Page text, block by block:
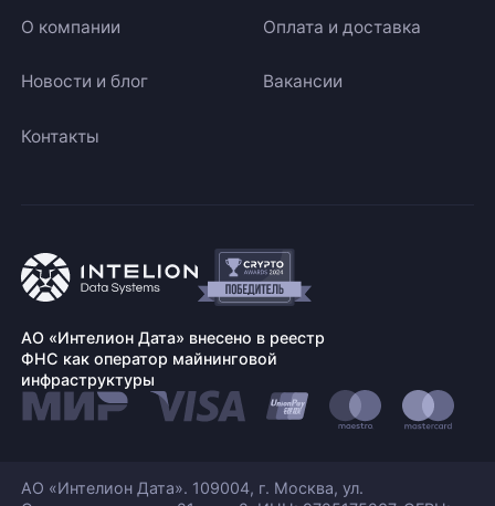
О компании Оплата и доставка
Новости и блог Вакансии
Контакты
АО «Интелион Дата» внесено в реестр
ФНС как оператор майнинговой
инфраструктуры
АО «Интелион Дата». 109004, г. Москва, ул.